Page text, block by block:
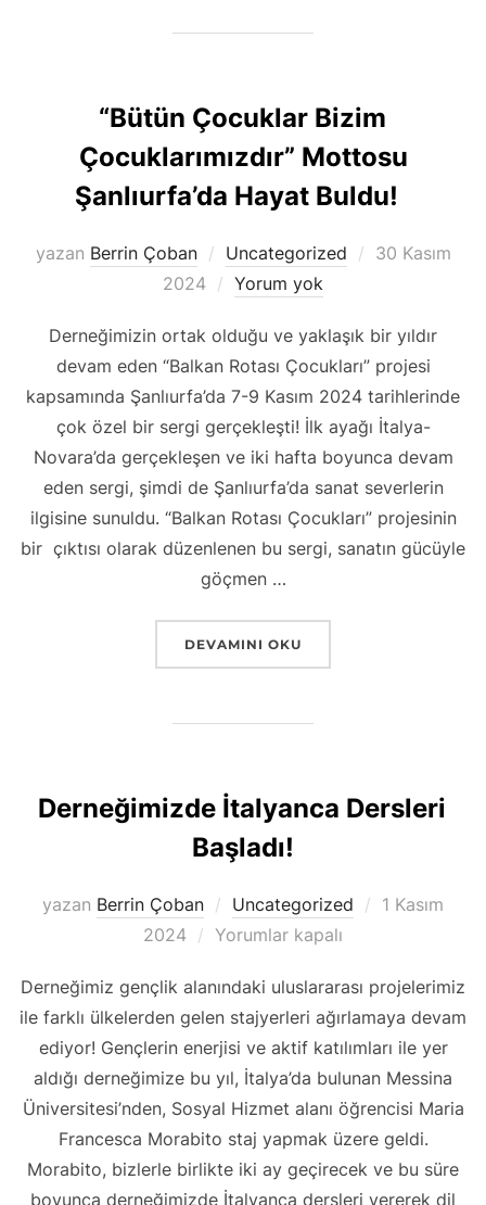
“Bütün Çocuklar Bizim
Çocuklarımızdır” Mottosu
Şanlıurfa’da Hayat Buldu!
yazan Berrin Çoban Uncategorized
Yayımlanma
30 Kasım
2024
Yorum yok
Derneğimizin ortak olduğu ve yaklaşık bir yıldır
devam eden “Balkan Rotası Çocukları” projesi
kapsamında Şanlıurfa’da 7-9 Kasım 2024 tarihlerinde
çok özel bir sergi gerçekleşti! İlk ayağı İtalya-
Novara’da gerçekleşen ve iki hafta boyunca devam
eden sergi, şimdi de Şanlıurfa’da sanat severlerin
ilgisine sunuldu. “Balkan Rotası Çocukları” projesinin
bir çıktısı olarak düzenlenen bu sergi, sanatın gücüyle
göçmen …
““BÜTÜN ÇOCUKLAR BIZIM
DEVAMINI OKU
Derneğimizde İtalyanca Dersleri
Başladı!
yazan Berrin Çoban Uncategorized
Yayımlanma
1 Kasım
2024
Yorumlar kapalı
Derneğimiz gençlik alanındaki uluslararası projelerimiz
ile farklı ülkelerden gelen stajyerleri ağırlamaya devam
ediyor! Gençlerin enerjisi ve aktif katılımları ile yer
aldığı derneğimize bu yıl, İtalya’da bulunan Messina
Üniversitesi’nden, Sosyal Hizmet alanı öğrencisi Maria
Francesca Morabito staj yapmak üzere geldi.
Morabito, bizlerle birlikte iki ay geçirecek ve bu süre
boyunca derneğimizde İtalyanca dersleri vererek dil